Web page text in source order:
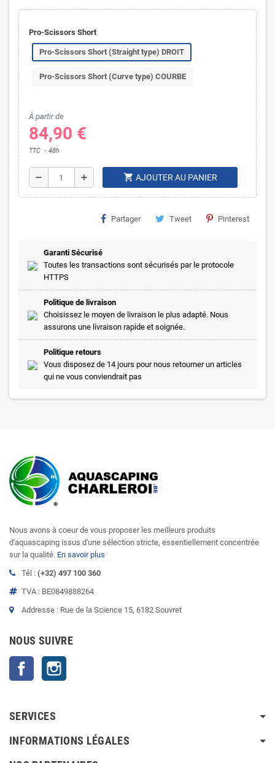
Pro-Scissors Short
Pro-Scissors Short (Straight type) DROIT
Pro-Scissors Short (Curve type) COURBE
À partir de
84,90 €
TTC 48h
remove add shopping_cart AJOUTER AU PANIER
Partager Tweet Pinterest
Garanti Sécurisé
Toutes les transactions sont sécurisés par le protocole
HTTPS
Politique de livraison
Choisissez le moyen de livraison le plus adapté. Nous
assurons une livraison rapide et soignée.
Politique retours
Vous disposez de 14 jours pour nous retourner un articles
qui ne vous conviendrait pas
Nous avons à coeur de vous proposer les meilleurs produits
d'aquascaping issus d'une sélection stricte, essentiellement concentrée
sur la qualité. En savoir plus
Tél : (+32) 497 100 360
TVA : BE0849888264
Addresse : Rue de la Science 15, 6182 Souvret
NOUS SUIVRE
Facebook
SERVICES
INFORMATIONS LÉGALES